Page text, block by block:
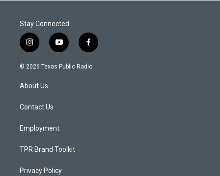
Stay Connected
i
n
s
a
g
a
y
o
u
f
a
c
© 2026 Texas Public Radio
About Us
Contact Us
Employment
TPR Brand Toolkit
Privacy Policy